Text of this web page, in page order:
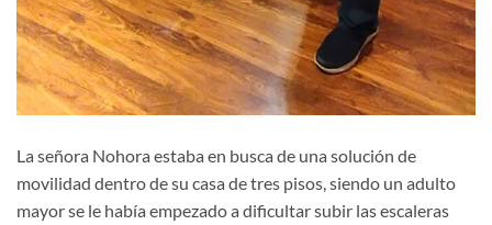
La señora Nohora estaba en busca de una solución de
movilidad dentro de su casa de tres pisos, siendo un adulto
mayor se le había empezado a dificultar subir las escaleras